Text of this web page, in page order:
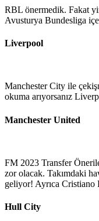
RBL önermedik. Fakat
Avusturya Bundesliga
Liverpool
Manchester City ile
okuma arıyorsanız
Manchester United
FM 2023 Transfer
zor olacak. Takımdaki
geliyor! Ayrıca Cristiano
Hull City